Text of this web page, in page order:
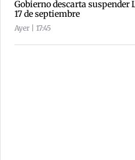
Gobierno descarta suspender
17 de septiembre
Ayer | 17:45